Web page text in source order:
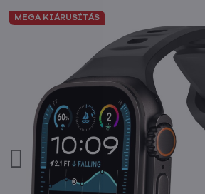
MEGA KIÁRUSÍTÁS